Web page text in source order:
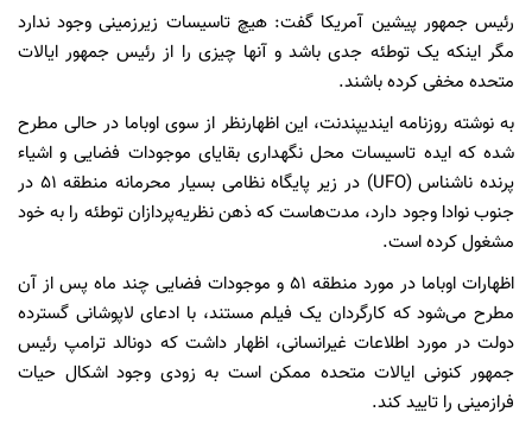
رئیس جمهور پیشین آمریکا گفت: هیچ تاسیسات زیرزمینی وجود ندارد
مگر اینکه یک توطئه جدی باشد و آنها چیزی را از رئیس جمهور ایالات
متحده مخفی کرده باشند.
به نوشته روزنامه ایندیپندنت، این اظهارنظر از سوی اوباما در حالی مطرح
شده که ایده تاسیسات محل نگهداری بقایای موجودات فضایی و اشیاء
پرنده ناشناس (UFO) در زیر پایگاه نظامی بسیار محرمانه منطقه ۵۱ در
جنوب نوادا وجود دارد، مدت‌هاست که ذهن نظریه‌پردازان توطئه را به خود
مشغول کرده است.
اظهارات اوباما در مورد منطقه ۵۱ و موجودات فضایی چند ماه پس از آن
مطرح می‌شود که کارگردان یک فیلم مستند، با ادعای لاپوشانی گسترده
دولت در مورد اطلاعات غیرانسانی، اظهار داشت که دونالد ترامپ رئیس
جمهور کنونی ایالات متحده ممکن است به زودی وجود اشکال حیات
فرازمینی را تایید کند.